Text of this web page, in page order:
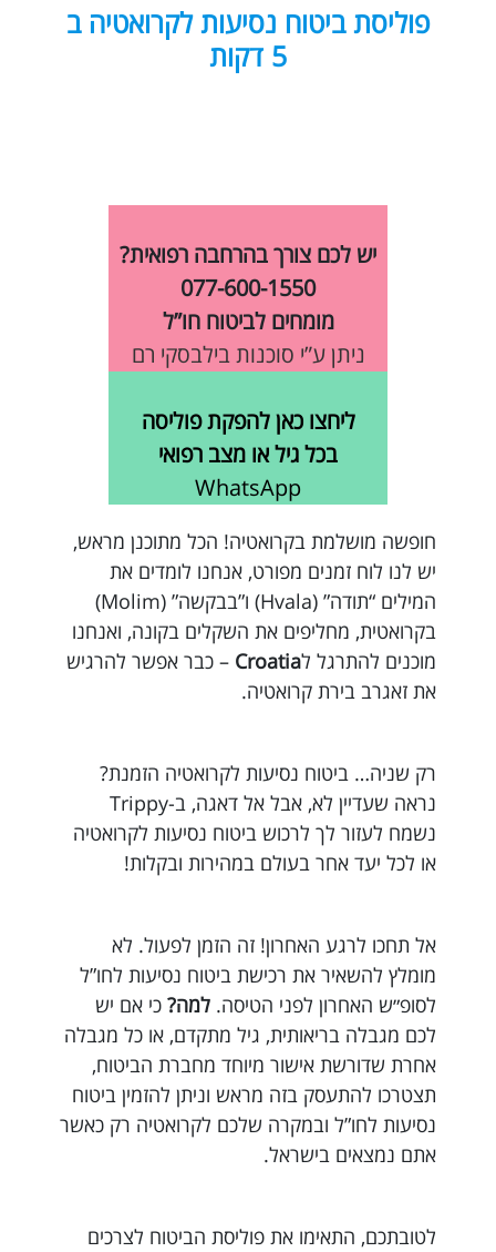
פוליסת ביטוח נסיעות לקרואטיה ב
5 דקות
יש לכם צורך בהרחבה רפואית?
077-600-1550
מומחים לביטוח חו”ל
ניתן ע”י סוכנות בילבסקי רם
ליחצו כאן להפקת פוליסה
בכל גיל או מצב רפואי
WhatsApp
חופשה מושלמת בקרואטיה! הכל מתוכנן מראש,
יש לנו לוח זמנים מפורט, אנחנו לומדים את
המילים “תודה” (Hvala) ו”בבקשה” (Molim)
בקרואטית, מחליפים את השקלים בקונה, ואנחנו
מוכנים להתרגל לCroatia – כבר אפשר להרגיש
את זאגרב בירת קרואטיה.
רק שניה… ביטוח נסיעות לקרואטיה הזמנת?
נראה שעדיין לא, אבל אל דאגה, ב-Trippy
נשמח לעזור לך לרכוש ביטוח נסיעות לקרואטיה
או לכל יעד אחר בעולם במהירות ובקלות!
אל תחכו לרגע האחרון! זה הזמן לפעול. לא
מומלץ להשאיר את רכישת ביטוח נסיעות לחו”ל
לסופ״ש האחרון לפני הטיסה. למה? כי אם יש
לכם מגבלה בריאותית, גיל מתקדם, או כל מגבלה
אחרת שדורשת אישור מיוחד מחברת הביטוח,
תצטרכו להתעסק בזה מראש וניתן להזמין ביטוח
נסיעות לחו”ל ובמקרה שלכם לקרואטיה רק כאשר
אתם נמצאים בישראל.
לטובתכם, התאימו את פוליסת הביטוח לצרכים